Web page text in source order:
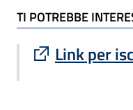
TI POTREBBE
Link per
Sito esterno :